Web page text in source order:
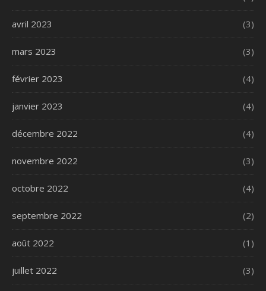
avril 2023 (3)
mars 2023 (3)
février 2023 (4)
janvier 2023 (4)
décembre 2022 (4)
novembre 2022 (3)
octobre 2022 (4)
septembre 2022 (2)
août 2022 (1)
juillet 2022 (3)